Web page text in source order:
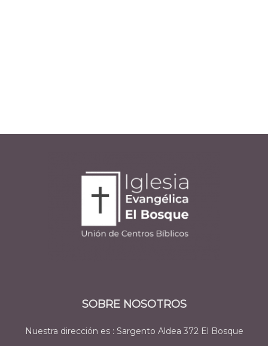
SOBRE NOSOTROS
Nuestra dirección es : Sargento Aldea 372 El Bosque